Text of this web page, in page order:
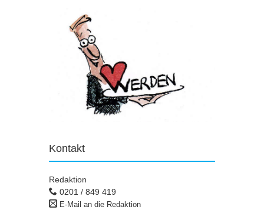
Kontakt
Redaktion
0201 / 849 419
E-Mail an die Redaktion